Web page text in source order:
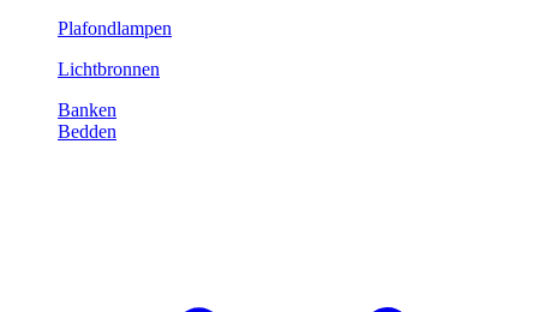
Plafondlampen
Lichtbronnen
Banken
Bedden